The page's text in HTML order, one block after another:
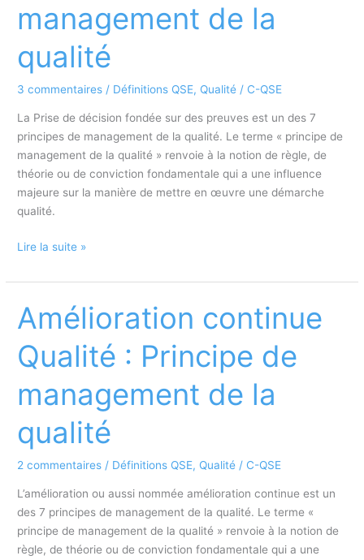
renouvellement
management de la
qualité
3 commentaires / Définitions QSE, Qualité / C-QSE
La Prise de décision fondée sur des preuves est un des 7
principes de management de la qualité. Le terme « principe de
management de la qualité » renvoie à la notion de règle, de
théorie ou de conviction fondamentale qui a une influence
majeure sur la manière de mettre en œuvre une démarche
qualité.
Prise
décision
sur
preuves
Principe
management
la
qualité
Lire la suite »
Amélioration continue
Qualité : Principe de
management de la
qualité
2 commentaires / Définitions QSE, Qualité / C-QSE
L’amélioration ou aussi nommée amélioration continue est un
des 7 principes de management de la qualité. Le terme «
principe de management de la qualité » renvoie à la notion de
règle, de théorie ou de conviction fondamentale qui a une